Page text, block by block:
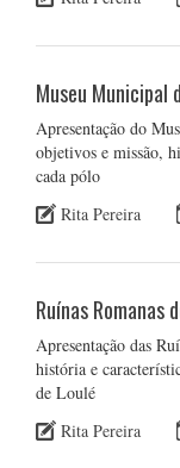
Museu Municipal
Apresentação do
objetivos e missão,
cada pólo
Rita Pereira
Ruínas Romanas
Apresentação das
história e
de Loulé
Rita Pereira